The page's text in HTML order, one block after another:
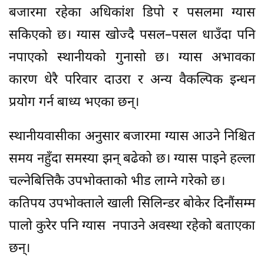
बजारमा रहेका अधिकांश डिपो र पसलमा ग्यास
सकिएको छ। ग्यास खोज्दै पसल–पसल धाउँदा पनि
नपाएको स्थानीयको गुनासो छ। ग्यास अभावका
कारण धेरै परिवार दाउरा र अन्य वैकल्पिक इन्धन
प्रयोग गर्न बाध्य भएका छन्।
स्थानीयवासीका अनुसार बजारमा ग्यास आउने निश्चित
समय नहुँदा समस्या झन् बढेको छ। ग्यास पाइने हल्ला
चल्नेबित्तिकै उपभोक्ताको भीड लाग्ने गरेको छ।
कतिपय उपभोक्ताले खाली सिलिन्डर बोकेर दिनौंसम्म
पालो कुरेर पनि ग्यास नपाउने अवस्था रहेको बताएका
छन्।